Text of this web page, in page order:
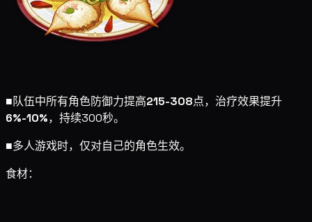
■队伍中所有角色防御力提高215-308点，治疗效果提升
6%-10%，持续300秒。
■多人游戏时，仅对自己的角色生效。
食材：